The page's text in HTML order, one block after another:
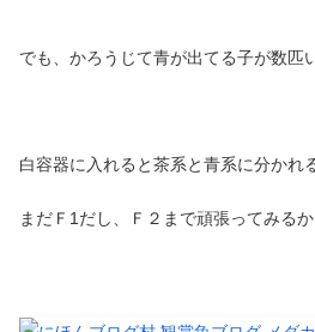
でも、かろうじて青が出てる子が数匹
白容器に入れると茶系と青系に分かれ
まだＦ1だし、Ｆ２まで頑張ってみるか